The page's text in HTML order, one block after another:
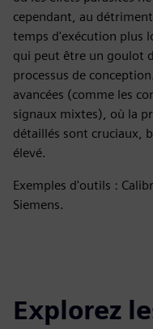
cependant, au
temps d'exécution plus
qui peut être un goulot
processus de
avancées (comme les
signaux mixtes), où la
détaillés sont cruciaux,
élevé.
Exemples d'outils :
Siemens.
Explorez